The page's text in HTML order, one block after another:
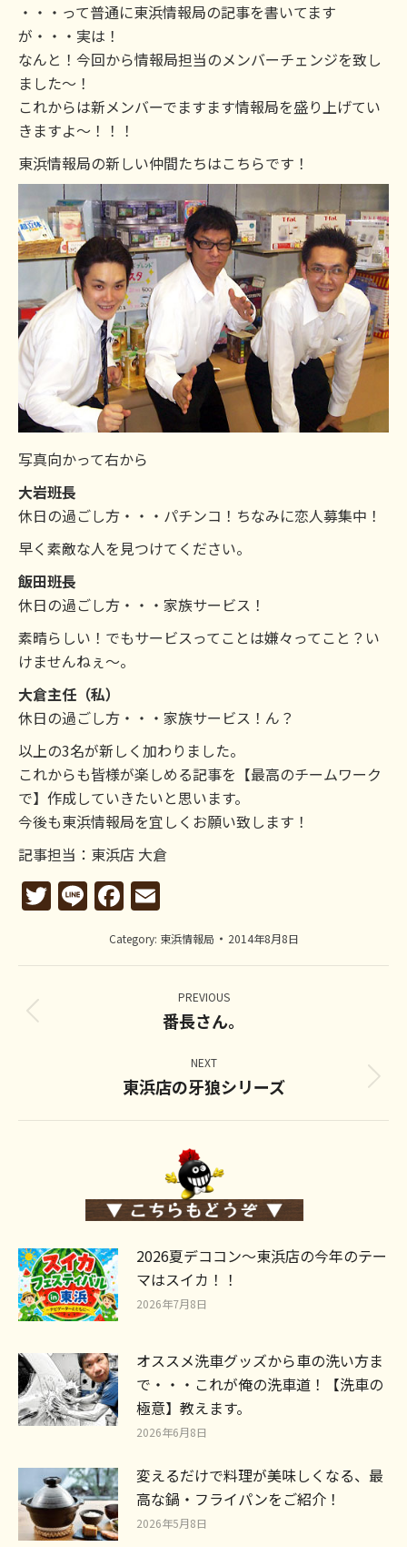
・・・って普通に東浜情報局の記事を書いてます
が・・・実は！
なんと！今回から情報局担当のメンバーチェンジを致し
ました～！
これからは新メンバーでますます情報局を盛り上げてい
きますよ～！！！
東浜情報局の新しい仲間たちはこちらです！
写真向かって右から
大岩班長
休日の過ごし方・・・パチンコ！ちなみに恋人募集中！
早く素敵な人を見つけてください。
飯田班長
休日の過ごし方・・・家族サービス！
素晴らしい！でもサービスってことは嫌々ってこと？い
けませんねぇ～。
大倉主任（私）
休日の過ごし方・・・家族サービス！ん？
以上の3名が新しく加わりました。
これからも皆様が楽しめる記事を【最高のチームワーク
で】作成していきたいと思います。
今後も東浜情報局を宜しくお願い致します！
記事担当：東浜店 大倉
Twitter
LineFacebook
Category: 東浜情報局 2014年8月8日
navigation
PREVIOUS
Previous
番長さん。
NEXT
Next
東浜店の牙狼シリーズ
2026夏デココン～東浜店の今年のテー
マはスイカ！！
2026年7月8日
オススメ洗車グッズから車の洗い方ま
で・・・これが俺の洗車道！【洗車の
極意】教えます。
2026年6月8日
変えるだけで料理が美味しくなる、最
高な鍋・フライパンをご紹介！
2026年5月8日